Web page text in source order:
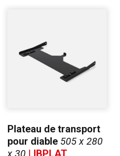
Plateau de transport
pour diable 505 x 280
x 30 | IBPLAT